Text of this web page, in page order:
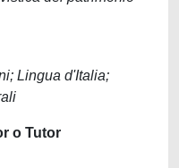
Lingua d'Italia;
o Tutor